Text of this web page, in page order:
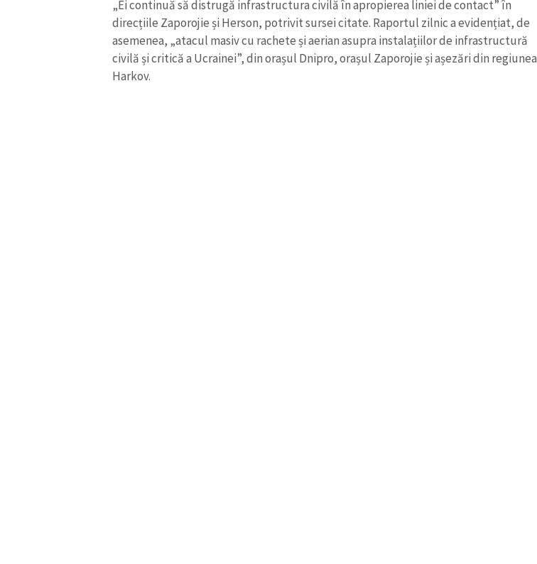
„Ei continuă să distrugă infrastructura civilă în apropierea liniei de contact” în
direcțiile Zaporojie și Herson, potrivit sursei citate. Raportul zilnic a evidențiat, de
asemenea, „atacul masiv cu rachete și aerian asupra instalațiilor de infrastructură
civilă și critică a Ucrainei”, din orașul Dnipro, orașul Zaporojie și așezări din regiunea
Harkov.
Mesajul știrei + Mesajul știrei